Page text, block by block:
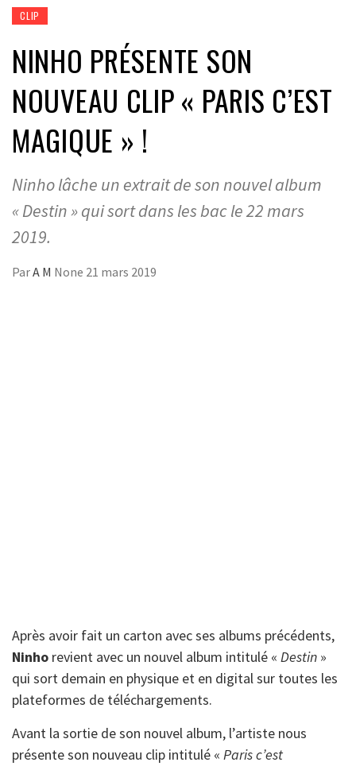
CLIP
NINHO PRÉSENTE SON
NOUVEAU CLIP « PARIS C’EST
MAGIQUE » !
Ninho lâche un extrait de son nouvel album
« Destin » qui sort dans les bac le 22 mars
2019.
ParA M None 21 mars 2019
Après avoir fait un carton avec ses albums précédents,
Ninho revient avec un nouvel album intitulé « Destin »
qui sort demain en physique et en digital sur toutes les
plateformes de téléchargements.
Avant la sortie de son nouvel album, l’artiste nous
présente son nouveau clip intitulé « Paris c’est